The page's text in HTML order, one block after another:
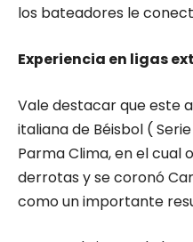
los bateadores le
Experiencia en ligas
Vale destacar que este
italiana de Béisbol (
Parma Clima, en el cual
derrotas y se coronó
como un importante